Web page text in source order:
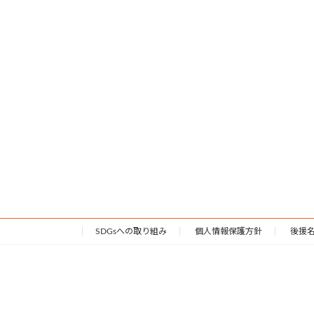
SDGsへの取り組み 個人情報保護方針 後援